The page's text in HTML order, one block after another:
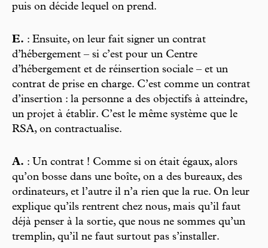
puis on décide lequel on prend.
E. : Ensuite, on leur fait signer un contrat
d’hébergement – si c’est pour un Centre
d’hébergement et de réinsertion sociale – et un
contrat de prise en charge. C’est comme un contrat
d’insertion : la personne a des objectifs à atteindre,
un projet à établir. C’est le même système que le
RSA, on contractualise.
A. : Un contrat ! Comme si on était égaux, alors
qu’on bosse dans une boîte, on a des bureaux, des
ordinateurs, et l’autre il n’a rien que la rue. On leur
explique qu’ils rentrent chez nous, mais qu’il faut
déjà penser à la sortie, que nous ne sommes qu’un
tremplin, qu’il ne faut surtout pas s’installer.